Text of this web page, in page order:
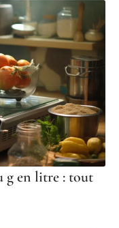
g en litre : tout